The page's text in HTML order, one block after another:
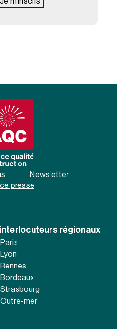
Newsletter
presse
régionaux
Outre-mer